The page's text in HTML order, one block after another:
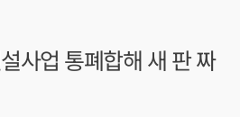
사업 통폐합해 새 판 짜